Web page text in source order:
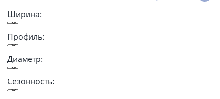
Ширина:
Профиль:
Диаметр:
Сезонность: